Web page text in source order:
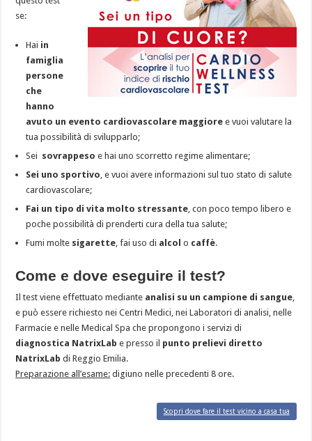
se:
Hai in
famiglia
persone
che
hanno
avuto un evento cardiovascolare maggiore e vuoi valutare la
tua possibilità di svilupparlo;
Sei sovrappeso e hai uno scorretto regime alimentare;
Sei uno sportivo, e vuoi avere informazioni sul tuo stato di salute
cardiovascolare;
Fai un tipo di vita molto stressante, con poco tempo libero e
poche possibilità di prenderti cura della tua salute;
Fumi molte sigarette, fai uso di alcol o caffè.
Come e dove eseguire il test?
Il test viene effettuato mediante analisi su un campione di sangue,
e può essere richiesto nei Centri Medici, nei Laboratori di analisi, nelle
Farmacie e nelle Medical Spa che propongono i servizi di
diagnostica NatrixLab e presso il punto prelievi diretto
NatrixLab di Reggio Emilia.
Preparazione all’esame: digiuno nelle precedenti 8 ore.
Scopri dove fare il test vicino a casa tua